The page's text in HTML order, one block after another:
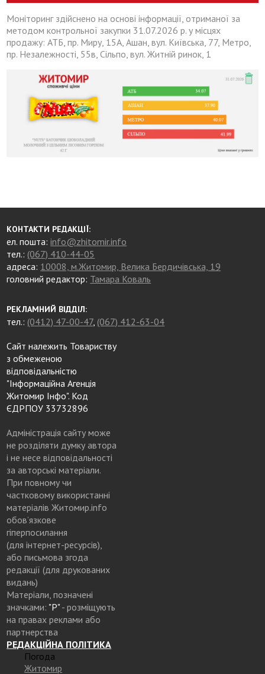
Моніторинг здійснено на основі інформації, отриманої за
методом контрольної закупки 31.07.2026 р. у місцях
продажу: АТБ, пр. Миру, 15А, Ашан, вул. Київська, 77, Метро,
пр. Незалежності, 55в, Сільпо, вул. Житній ринок, 1
КОНТАКТИ РЕДАКЦІЇ:
ел. пошта:info@zhitomir.info
тел.: (067) 410-44-05
адреса: 10008, м.Житомир, Велика Бердичівська, 19
головний редактор: Тамара Коваль
РЕКЛАМНИЙ ВІДДІЛ:
тел.: (0412) 47-00-47, (067) 412-63-04
Сайт належить Товариству
з обмеженою
відповідальністю
"Інформаційна Агенція
Житомир Інфо". Код
ЄДРПОУ 33732896
Адміністрація сайту може
не розділяти думку автора
і не несе відповідальності
за авторські матеріали.
При повному чи
частковому використанні
матеріалів Житомир.info
обов’язкове
гіперпосилання
(для інтернет-ресурсів),
або письмова згода
редакції (для друкованих
видань)
Матеріали, позначені
значками: "Р"- розміщують
на правах реклами або
партнерства
РЕДАКЦІЙНА ПОЛІТИКА
Погода
Житомир